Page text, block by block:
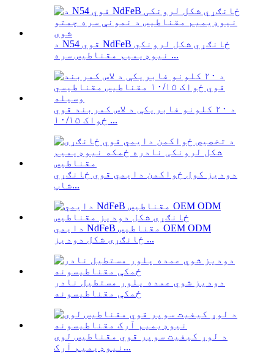
د N54 قوي NdFeB ځانګړي شکل لرونکي
نیوډیمیم مقناطیس سره ...
د ۲۰ کلونو فابریکې د لاس کمربند قوي
ځواک ۱۰/۱۵ ...
دودیز کول ځواکمن دایمي قوي ځانګړي
شاپ...
دایمي NdFeB مقناطیس OEM ODM
ځانګړی شکل دودیز ...
دودیز شوي عمده پلور مستطیل نادر
ځمکې مقناطیسونه
د لوړ کیفیت سوپر قوي مقناطیس لوی
نیوډیمیم آرک...